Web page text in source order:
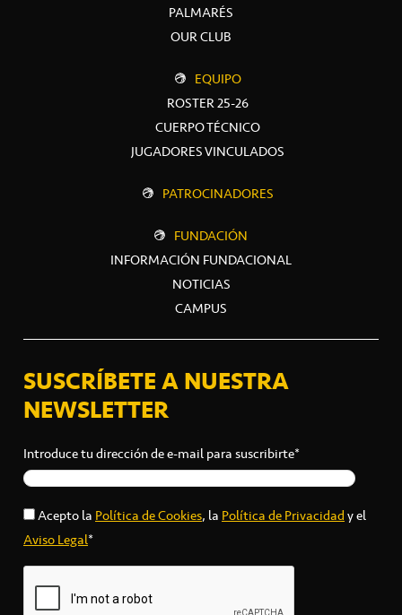
PALMARÉS
OUR CLUB
EQUIPO
ROSTER 25-26
CUERPO TÉCNICO
JUGADORES VINCULADOS
PATROCINADORES
FUNDACIÓN
INFORMACIÓN FUNDACIONAL
NOTICIAS
CAMPUS
SUSCRÍBETE A NUESTRA
NEWSLETTER
Introduce tu dirección de e-mail para suscribirte*
Acepto laPolítica de Cookies, laPolítica de Privacidady el
Aviso Legal*